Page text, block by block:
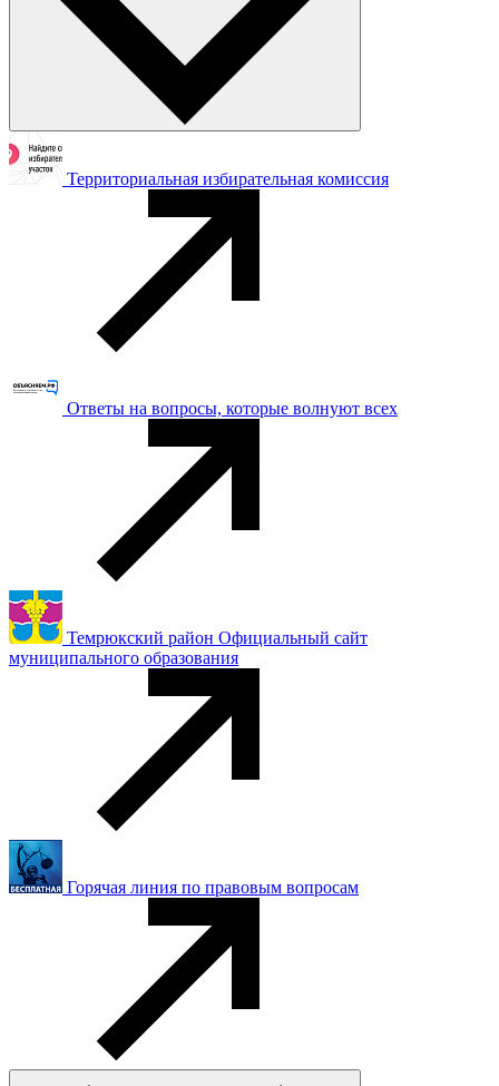
Территориальная избирательная комиссия
Ответы на вопросы, которые волнуют всех
Темрюкский район Официальный сайт
муниципального образования
Горячая линия по правовым вопросам